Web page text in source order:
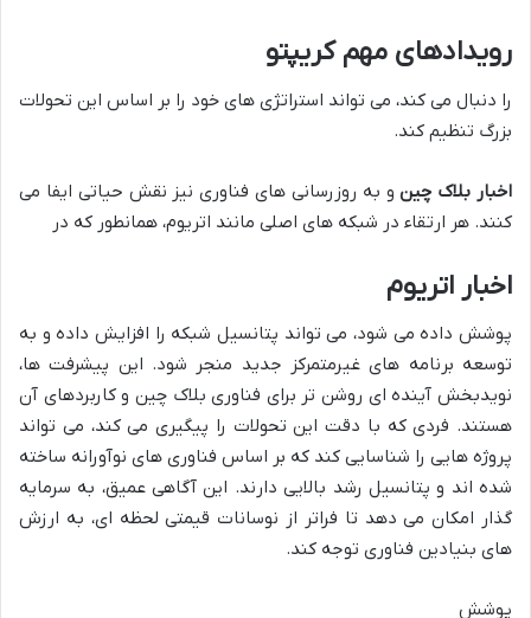
رویدادهای مهم کریپتو
را دنبال می کند، می تواند استراتژی های خود را بر اساس این تحولات
بزرگ تنظیم کند.
اخبار بلاک چینو به روزرسانی های فناوری نیز نقش حیاتی ایفا می
کنند. هر ارتقاء در شبکه های اصلی مانند اتریوم، همانطور که در
اخبار اتریوم
پوشش داده می شود، می تواند پتانسیل شبکه را افزایش داده و به
توسعه برنامه های غیرمتمرکز جدید منجر شود. این پیشرفت ها،
نویدبخش آینده ای روشن تر برای فناوری بلاک چین و کاربردهای آن
هستند. فردی که با دقت این تحولات را پیگیری می کند، می تواند
پروژه هایی را شناسایی کند که بر اساس فناوری های نوآورانه ساخته
شده اند و پتانسیل رشد بالایی دارند. این آگاهی عمیق، به سرمایه
گذار امکان می دهد تا فراتر از نوسانات قیمتی لحظه ای، به ارزش
های بنیادین فناوری توجه کند.
پوشش